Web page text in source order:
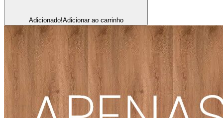
Adicionado!Adicionar ao carrinho